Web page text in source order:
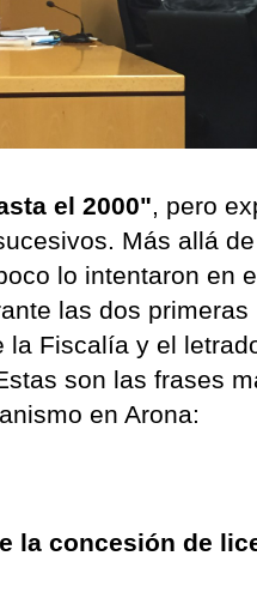
el 2000", pero
Más allá de
lo intentaron en
las dos primeras
la Fiscalía y el
son las frases
en Arona:
la concesión de